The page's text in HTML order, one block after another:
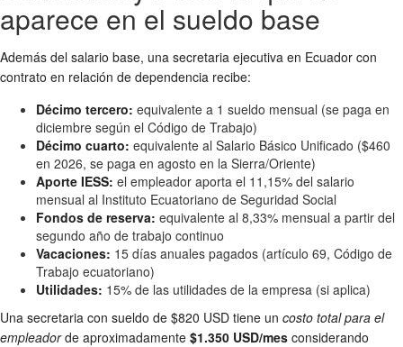
aparece en el sueldo base
Además del salario base, una secretaria ejecutiva en Ecuador con
contrato en relación de dependencia recibe:
Décimo tercero: equivalente a 1 sueldo mensual (se paga en
diciembre según el Código de Trabajo)
Décimo cuarto: equivalente al Salario Básico Unificado ($460
en 2026, se paga en agosto en la Sierra/Oriente)
Aporte IESS: el empleador aporta el 11,15% del salario
mensual al Instituto Ecuatoriano de Seguridad Social
Fondos de reserva: equivalente al 8,33% mensual a partir del
segundo año de trabajo continuo
Vacaciones: 15 días anuales pagados (artículo 69, Código de
Trabajo ecuatoriano)
Utilidades: 15% de las utilidades de la empresa (si aplica)
Una secretaria con sueldo de $820 USD tiene un costo total para el
empleadorde aproximadamente $1.350 USD/mes considerando